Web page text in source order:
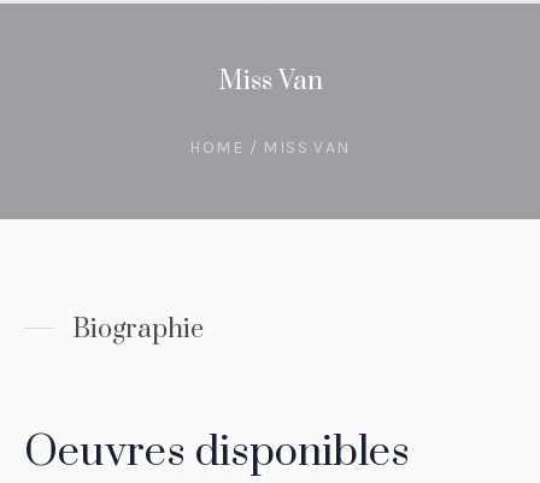
Miss Van
HOME / MISS VAN
Biographie
Oeuvres disponibles